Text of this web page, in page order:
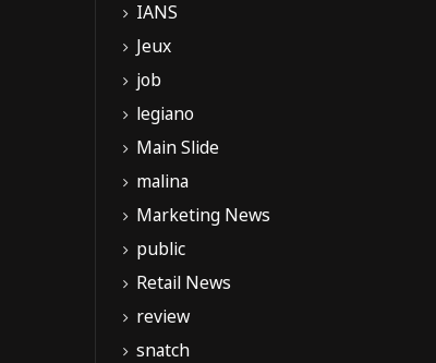
IANS
Jeux
job
legiano
Main Slide
malina
Marketing News
public
Retail News
review
snatch